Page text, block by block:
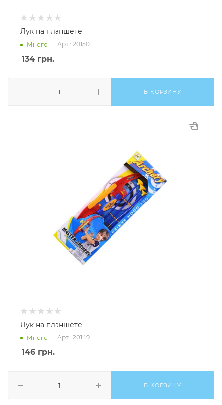
Лук на планшете
Много Арт.: 20150
134 грн.
В КОРЗИНУ
Лук на планшете
Много Арт.: 20149
146 грн.
В КОРЗИНУ